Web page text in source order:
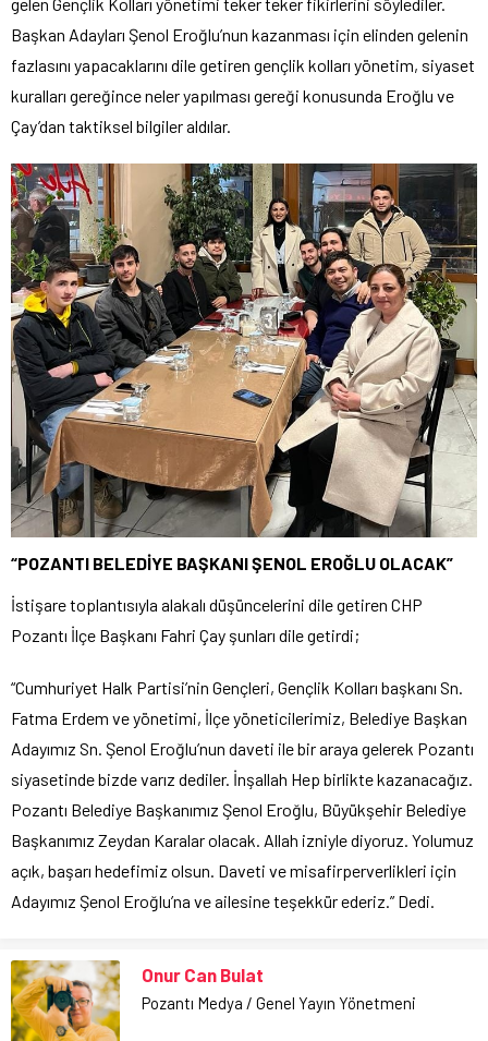
Başkan Adayları Şenol Eroğlu’nun kazanması için elinden gelenin
fazlasını yapacaklarını dile getiren gençlik kolları yönetim, siyaset
kuralları gereğince neler yapılması gereği konusunda Eroğlu ve
Çay’dan taktiksel bilgiler aldılar.
“POZANTI BELEDİYE BAŞKANI ŞENOL EROĞLU OLACAK”
İstişare toplantısıyla alakalı düşüncelerini dile getiren CHP
Pozantı İlçe Başkanı Fahri Çay şunları dile getirdi;
“Cumhuriyet Halk Partisi’nin Gençleri, Gençlik Kolları başkanı Sn.
Fatma Erdem ve yönetimi, İlçe yöneticilerimiz, Belediye Başkan
Adayımız Sn. Şenol Eroğlu’nun daveti ile bir araya gelerek Pozantı
siyasetinde bizde varız dediler. İnşallah Hep birlikte kazanacağız.
Pozantı Belediye Başkanımız Şenol Eroğlu, Büyükşehir Belediye
Başkanımız Zeydan Karalar olacak. Allah izniyle diyoruz. Yolumuz
açık, başarı hedefimiz olsun. Daveti ve misafirperverlikleri için
Adayımız Şenol Eroğlu’na ve ailesine teşekkür ederiz.” Dedi.
Onur Can Bulat
Pozantı Medya / Genel Yayın Yönetmeni